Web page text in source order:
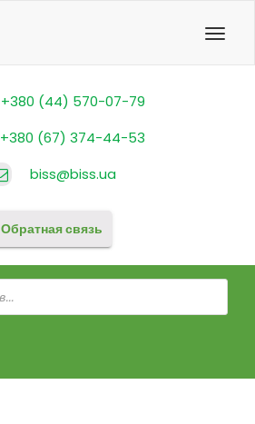
+380 (44) 570-07-79
+380 (67) 374-44-53
biss@biss.ua
Обратная связь